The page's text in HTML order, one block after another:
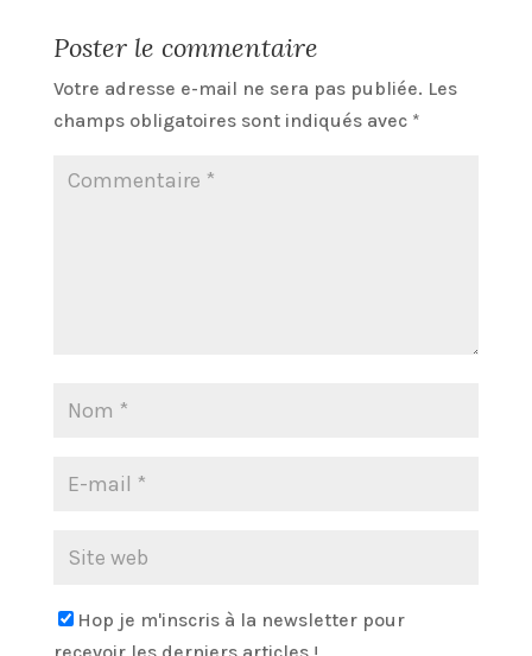
Poster le commentaire
Votre adresse e-mail ne sera pas publiée. Les
champs obligatoires sont indiqués avec *
Hop je m'inscris à la newsletter pour
recevoir les derniers articles !